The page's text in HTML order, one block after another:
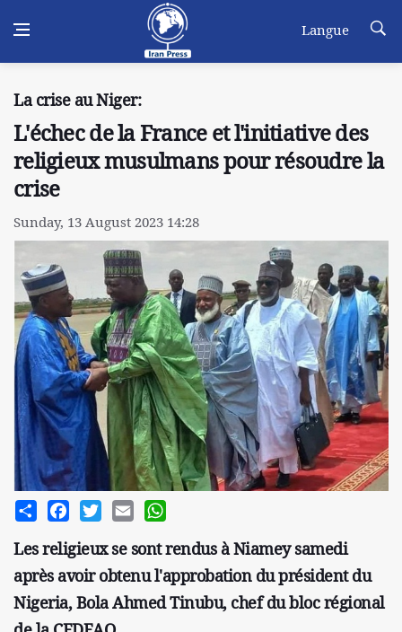
Langue
La crise au Niger:
L'échec de la France et l'initiative des
religieux musulmans pour résoudre la
crise
Sunday, 13 August 2023 14:28
Share FacebookTwitterEmail
Les religieux se sont rendus à Niamey samedi
après avoir obtenu l'approbation du président du
Nigeria, Bola Ahmed Tinubu, chef du bloc régional